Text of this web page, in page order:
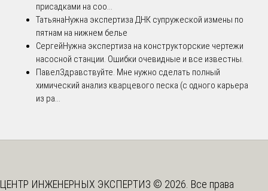
присадками на соо...
ТатьянаНужна экспертиза ДНК супружеской измены по
пятнам на нижнем белье
СергейНужна экспертиза на конструкторские чертежи
насосной станции. Ошибки очевидные и все известны.
ПавелЗдравствуйте. Мне нужно сделать полный
химический анализ кварцевого песка (с одного карьера
из ра...
ЦЕНТР ИНЖЕНЕРНЫХ ЭКСПЕРТИЗ © 2026. Все права